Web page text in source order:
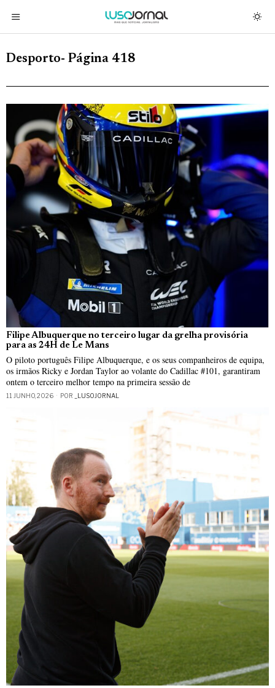
Desporto- Página 418
Filipe Albuquerque no terceiro lugar da grelha provisória
para as 24H de Le Mans
O piloto português Filipe Albuquerque, e os seus companheiros de equipa,
os irmãos Ricky e Jordan Taylor ao volante do Cadillac #101, garantiram
ontem o terceiro melhor tempo na primeira sessão de
11 JUNHO, 2026 POR _LUSOJORNAL